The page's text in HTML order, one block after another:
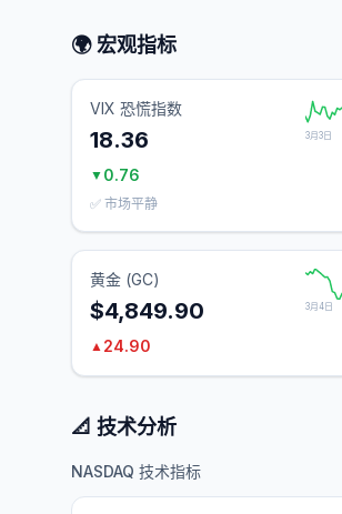
🌍 宏观指标
VIX 恐慌指数
18.36 3月3日
▼ 0.76
✅ 市场平静
黄金 (GC)
$4,849.90 3月4日
▲ 24.90
📐 技术分析
NASDAQ 技术指标